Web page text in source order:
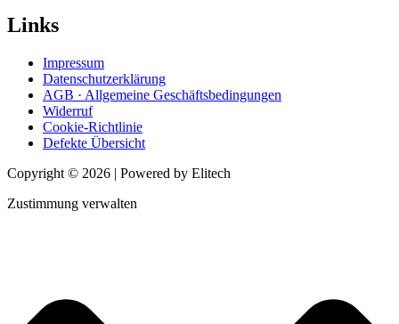
Links
Impressum
Datenschutzerklärung
AGB · Allgemeine Geschäftsbedingungen
Widerruf
Cookie-Richtlinie
Defekte Übersicht
Copyright © 2026 | Powered by Elitech
Zustimmung verwalten